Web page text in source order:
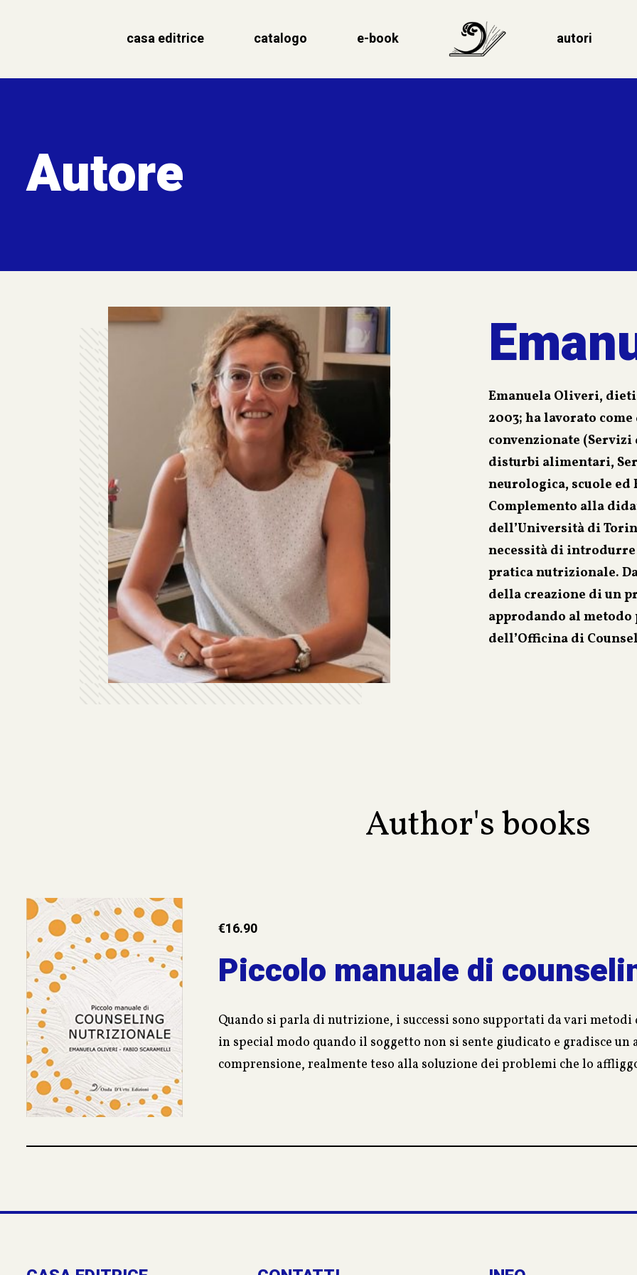
casa editrice catalogo e-book autori
Autore
Emanuela Oliveri,
2003; ha lavorato
convenzionate
disturbi alimentari,
neurologica, scuole ed
Complemento alla
dell’Università di
necessità di
pratica nutrizionale.
della creazione di un
approdando al
dell’Officina di
Author's books
Piccolo manuale di
€16.90
Quando si parla di nutrizione, i successi sono supportati da vari
in special modo quando il soggetto non si sente giudicato e gradisce
comprensione, realmente teso alla soluzione dei problemi che lo